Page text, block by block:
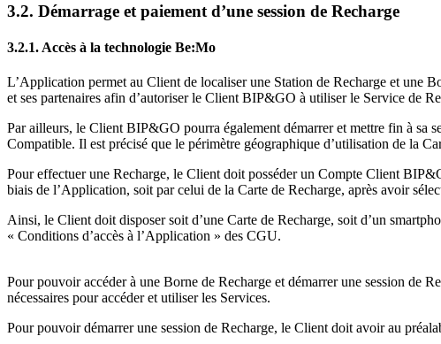
3.2. Démarrage et paiement d’une session de Recharge
3.2.1. Accès à la technologie Be:Mo
L’Application permet au Client de localiser une Station de Recharge et une
et ses partenaires afin d’autoriser le Client BIP&GO à utiliser le Service de
Par ailleurs, le Client BIP&GO pourra également démarrer et mettre fin à sa
Compatible. Il est précisé que le périmètre géographique d’utilisation de la
Pour effectuer une Recharge, le Client doit posséder un Compte Client
biais de l’Application, soit par celui de la Carte de Recharge, après avoir
Ainsi, le Client doit disposer soit d’une Carte de Recharge, soit d’un
« Conditions d’accès à l’Application » des CGU.
Pour pouvoir accéder à une Borne de Recharge et démarrer une session de
nécessaires pour accéder et utiliser les Services.
Pour pouvoir démarrer une session de Recharge, le Client doit avoir au